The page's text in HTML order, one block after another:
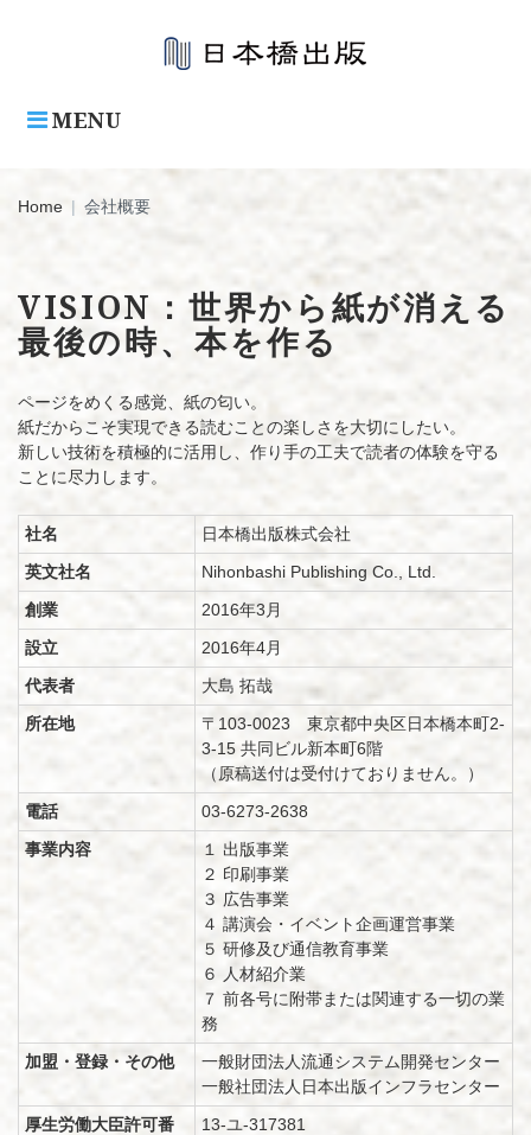
MENU
Home | 会社概要
会
社
概
要
VISION：世界から紙が消える
最後の時、本を作る
ページをめくる感覚、紙の匂い。
紙だからこそ実現できる読むことの楽しさを大切にしたい。
新しい技術を積極的に活用し、作り手の工夫で読者の体験を守る
ことに尽力します。
社名
日本橋出版株式会社
英文社名
Nihonbashi Publishing Co., Ltd.
創業
2016年3月
設立
2016年4月
代表者
大島 拓哉
所在地
〒103-0023 東京都中央区日本橋本町2-
3-15 共同ビル新本町6階
（原稿送付は受付けておりません。）
電話
03-6273-2638
事業内容
１ 出版事業
２ 印刷事業
３ 広告事業
４ 講演会・イベント企画運営事業
５ 研修及び通信教育事業
６ 人材紹介業
７ 前各号に附帯または関連する一切の業
務
加盟・登録・その他
一般財団法人流通システム開発センター
一般社団法人日本出版インフラセンター
厚生労働大臣許可番
13-ユ-317381